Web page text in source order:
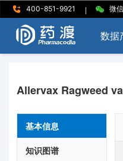
400-851-9921 | 微信
数据
Allervax Ragweed
基本信息
知识图谱